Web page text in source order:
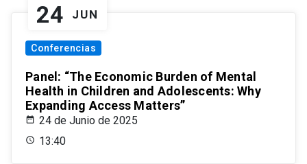
24 JUN
Conferencias
Panel: “The Economic Burden of Mental
Health in Children and Adolescents: Why
Expanding Access Matters”
24 de Junio de 2025
13:40